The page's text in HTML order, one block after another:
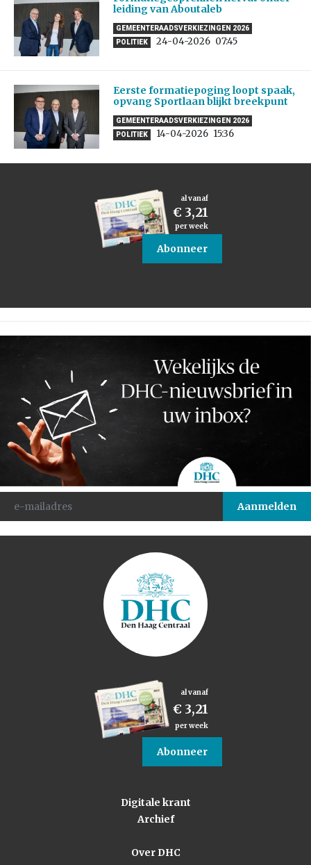
leiding van Aboutaleb
GEMEENTERAADSVERKIEZINGEN 2026
POLITIEK
24-04-2026 07:45
Eerste formatiepoging loopt spaak,
opvang Sportlaan blijkt breekpunt
GEMEENTERAADSVERKIEZINGEN 2026
POLITIEK
14-04-2026 15:36
al vanaf
€ 3,21
per week
Abonneer
al vanaf
€ 3,21
per week
Abonneer
Digitale krant
Archief
Over DHC